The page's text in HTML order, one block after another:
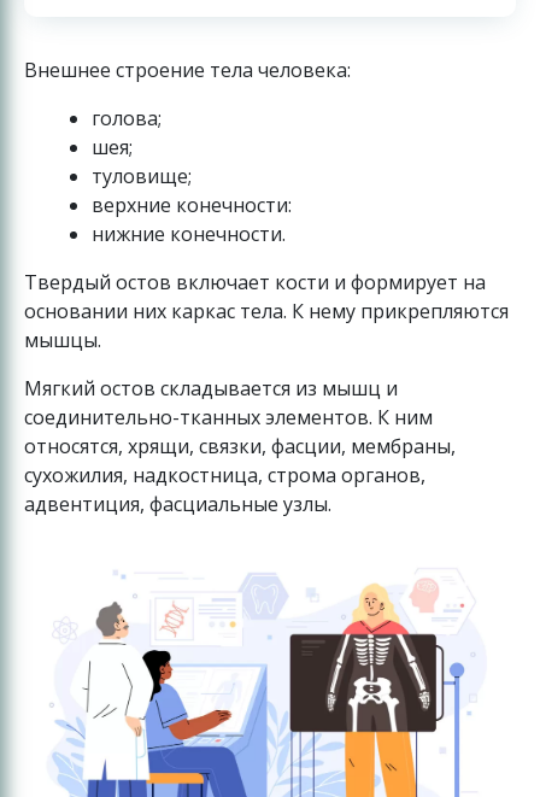
Внешнее строение тела человека:
голова;
шея;
туловище;
верхние конечности:
нижние конечности.
Твердый остов включает кости и формирует на
основании них каркас тела. К нему прикрепляются
мышцы.
Мягкий остов складывается из мышц и
соединительно-тканных элементов. К ним
относятся, хрящи, связки, фасции, мембраны,
сухожилия, надкостница, строма органов,
адвентиция, фасциальные узлы.